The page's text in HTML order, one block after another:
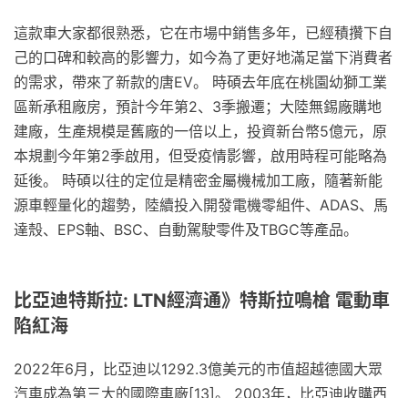
這款車大家都很熟悉，它在市場中銷售多年，已經積攢下自
己的口碑和較高的影響力，如今為了更好地滿足當下消費者
的需求，帶來了新款的唐EV。 時碩去年底在桃園幼獅工業
區新承租廠房，預計今年第2、3季搬遷；大陸無錫廠購地
建廠，生產規模是舊廠的一倍以上，投資新台幣5億元，原
本規劃今年第2季啟用，但受疫情影響，啟用時程可能略為
延後。 時碩以往的定位是精密金屬機械加工廠，隨著新能
源車輕量化的趨勢，陸續投入開發電機零組件、ADAS、馬
達殼、EPS軸、BSC、自動駕駛零件及TBGC等產品。
比亞迪特斯拉: LTN經濟通》特斯拉鳴槍 電動車
陷紅海
2022年6月，比亞迪以1292.3億美元的市值超越德國大眾
汽車成為第三大的國際車廠[13]。 2003年，比亞迪收購西